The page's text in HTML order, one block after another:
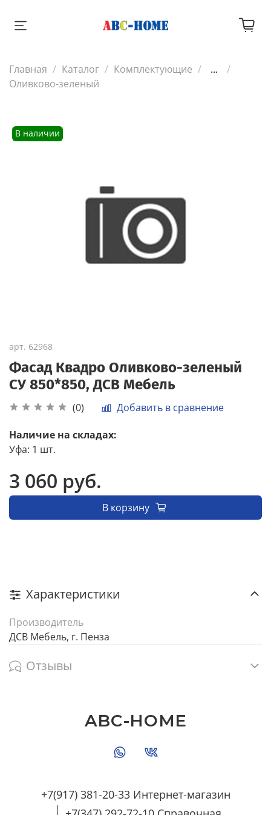
Главная Каталог Комплектующие
...
Оливково-зеленый
В наличии
арт. 62968
Фасад Квадро Оливково-зеленый
СУ 850*850, ДСВ Мебель
(0) Добавить в сравнение
Наличие на складах:
Уфа: 1 шт.
3 060 руб.
В корзину
Характеристики
Производитель
ДСВ Мебель, г. Пенза
Отзывы
+7(917) 381-20-33 Интернет-магазин
ABC-HOME